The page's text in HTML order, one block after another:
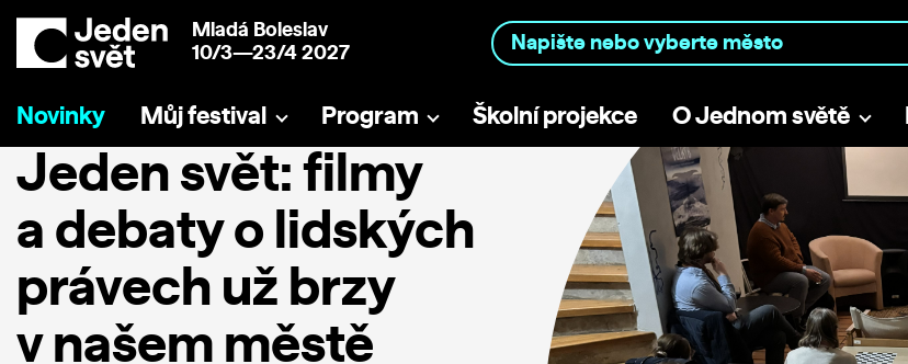
Mladá Boleslav
10/3—23/4 2027
Novinky Můj festival Program Školní projekce O Jednom světě
Jeden svět: filmy
a debaty o lidských
právech už brzy
v našem městě